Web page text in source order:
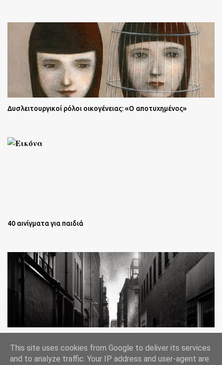
Δυσλειτουργικοί ρόλοι οικογένειας: «Ο αποτυχημένος»
40 αινίγματα για παιδιά
Lee Jeffries
This site uses cookies from Google to deliver its services
and to analyze traffic. Your IP address and user-agent are